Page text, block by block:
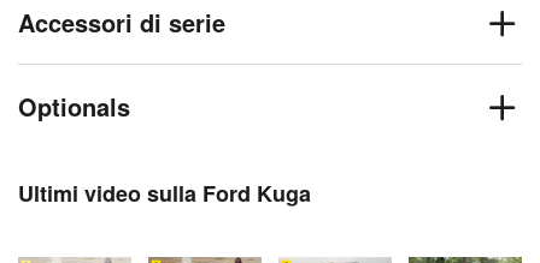
Accessori di serie
Optionals
Ultimi video sulla Ford Kuga